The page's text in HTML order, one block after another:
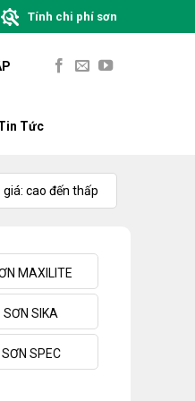
Tính chi phí sơn
Tức
MAXILITE
SƠN SIKA
SƠN SPEC